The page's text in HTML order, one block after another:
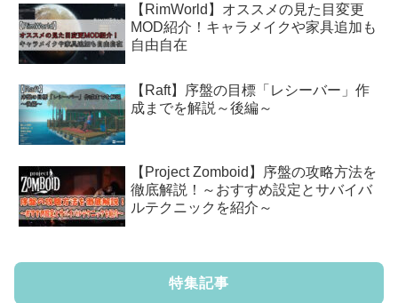
【RimWorld】オススメの見た目変更
MOD紹介！キャラメイクや家具追加も
自由自在
【Raft】序盤の目標「レシーバー」作
成までを解説～後編～
【Project Zomboid】序盤の攻略方法を
徹底解説！～おすすめ設定とサバイバ
ルテクニックを紹介～
特集記事